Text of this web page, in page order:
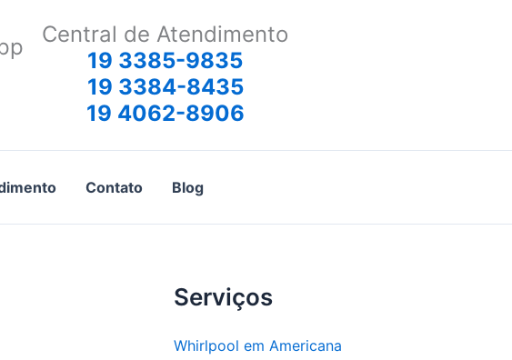
Central de Atendimento
19 3385-9835
19 3384-8435
19 4062-8906
Contato Blog
Serviços
Whirlpool em Americana